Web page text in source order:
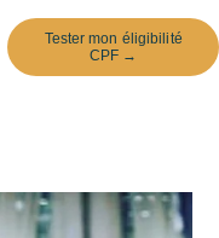
Tester mon éligibilité
CPF →